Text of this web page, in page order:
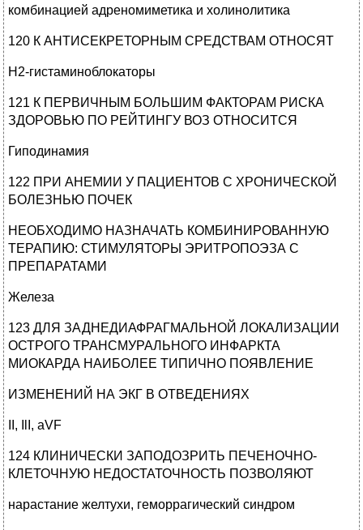
комбинацией адреномиметика и холинолитика
120 К АНТИСЕКРЕТОРНЫМ СРЕДСТВАМ ОТНОСЯТ
H2-гистаминоблокаторы
121 К ПЕРВИЧНЫМ БОЛЬШИМ ФАКТОРАМ РИСКА
ЗДОРОВЬЮ ПО РЕЙТИНГУ ВОЗ ОТНОСИТСЯ
Гиподинамия
122 ПРИ АНЕМИИ У ПАЦИЕНТОВ С ХРОНИЧЕСКОЙ
БОЛЕЗНЬЮ ПОЧЕК
НЕОБХОДИМО НАЗНАЧАТЬ КОМБИНИРОВАННУЮ
ТЕРАПИЮ: СТИМУЛЯТОРЫ ЭРИТРОПОЭЗА С
ПРЕПАРАТАМИ
Железа
123 ДЛЯ ЗАДНЕДИАФРАГМАЛЬНОЙ ЛОКАЛИЗАЦИИ
ОСТРОГО ТРАНСМУРАЛЬНОГО ИНФАРКТА
МИОКАРДА НАИБОЛЕЕ ТИПИЧНО ПОЯВЛЕНИЕ
ИЗМЕНЕНИЙ НА ЭКГ В ОТВЕДЕНИЯХ
II, IlI, aVF
124 КЛИНИЧЕСКИ ЗАПОДОЗРИТЬ ПЕЧЕНОЧНО-
КЛЕТОЧНУЮ НЕДОСТАТОЧНОСТЬ ПОЗВОЛЯЮТ
нарастание желтухи, геморрагический синдром